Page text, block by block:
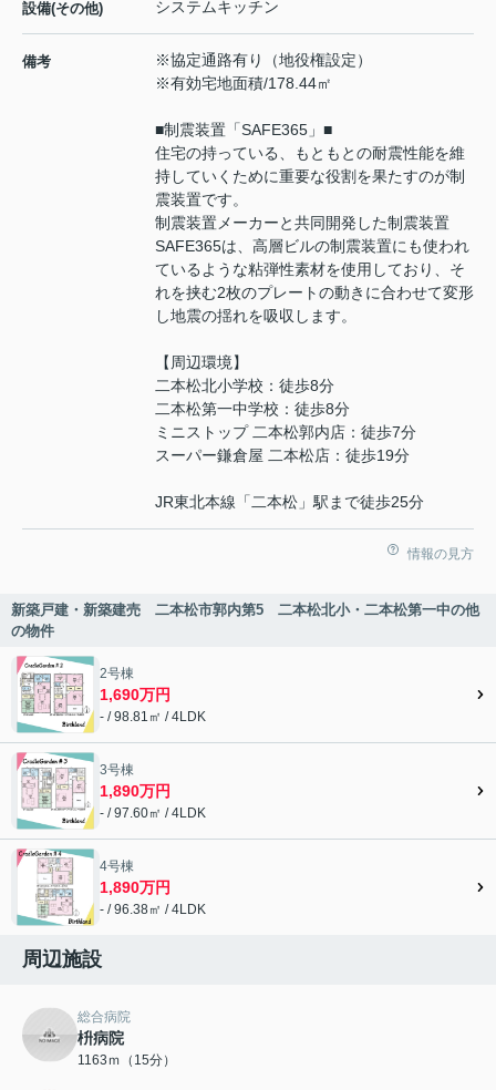
設備(その他) システムキッチン
備考
※協定通路有り（地役権設定）
※有効宅地面積/178.44㎡
■制震装置「SAFE365」■
住宅の持っている、もともとの耐震性能を維
持していくために重要な役割を果たすのが制
震装置です。
制震装置メーカーと共同開発した制震装置
SAFE365は、高層ビルの制震装置にも使われ
ているような粘弾性素材を使用しており、そ
れを挟む2枚のプレートの動きに合わせて変形
し地震の揺れを吸収します。
【周辺環境】
二本松北小学校：徒歩8分
二本松第一中学校：徒歩8分
ミニストップ 二本松郭内店：徒歩7分
スーパー鎌倉屋 二本松店：徒歩19分
JR東北本線「二本松」駅まで徒歩25分
情報の見方
新築戸建・新築建売 二本松市郭内第5 二本松北小・二本松第一中の他
の物件
2号棟
1,690万円
- / 98.81㎡ / 4LDK
3号棟
1,890万円
- / 97.60㎡ / 4LDK
4号棟
1,890万円
- / 96.38㎡ / 4LDK
周辺施設
総合病院
枡病院
1163ｍ（15分）